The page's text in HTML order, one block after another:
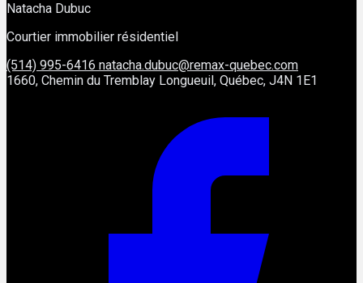
Natacha Dubuc
Courtier immobilier résidentiel
(514) 995-6416 natacha.dubuc@remax-quebec.com
1660, Chemin du Tremblay Longueuil, Québec, J4N 1E1